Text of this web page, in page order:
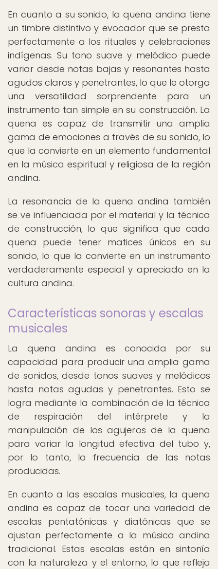
En cuanto a su sonido, la quena andina tiene
un timbre distintivo y evocador que se presta
perfectamente a los rituales y celebraciones
indígenas. Su tono suave y melódico puede
variar desde notas bajas y resonantes hasta
agudos claros y penetrantes, lo que le otorga
una versatilidad sorprendente para un
instrumento tan simple en su construcción. La
quena es capaz de transmitir una amplia
gama de emociones a través de su sonido, lo
que la convierte en un elemento fundamental
en la música espiritual y religiosa de la región
andina.
La resonancia de la quena andina también
se ve influenciada por el material y la técnica
de construcción, lo que significa que cada
quena puede tener matices únicos en su
sonido, lo que la convierte en un instrumento
verdaderamente especial y apreciado en la
cultura andina.
Características sonoras y escalas
musicales
La quena andina es conocida por su
capacidad para producir una amplia gama
de sonidos, desde tonos suaves y melódicos
hasta notas agudas y penetrantes. Esto se
logra mediante la combinación de la técnica
de respiración del intérprete y la
manipulación de los agujeros de la quena
para variar la longitud efectiva del tubo y,
por lo tanto, la frecuencia de las notas
producidas.
En cuanto a las escalas musicales, la quena
andina es capaz de tocar una variedad de
escalas pentatónicas y diatónicas que se
ajustan perfectamente a la música andina
tradicional. Estas escalas están en sintonía
con la naturaleza y el entorno, lo que refleja